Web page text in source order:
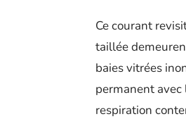
Ce courant
taillée
baies vitrées
permanent
respiration